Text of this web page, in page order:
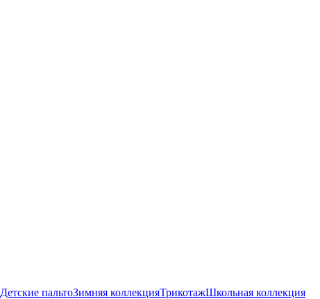
Детские пальтоЗимняя коллекцияТрикотажШкольная коллекция